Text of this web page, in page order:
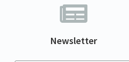
Newsletter